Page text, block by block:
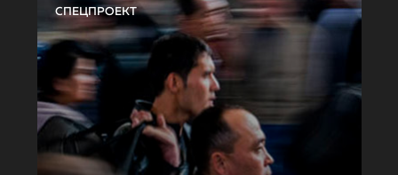
СПЕЦПРОЕКТ